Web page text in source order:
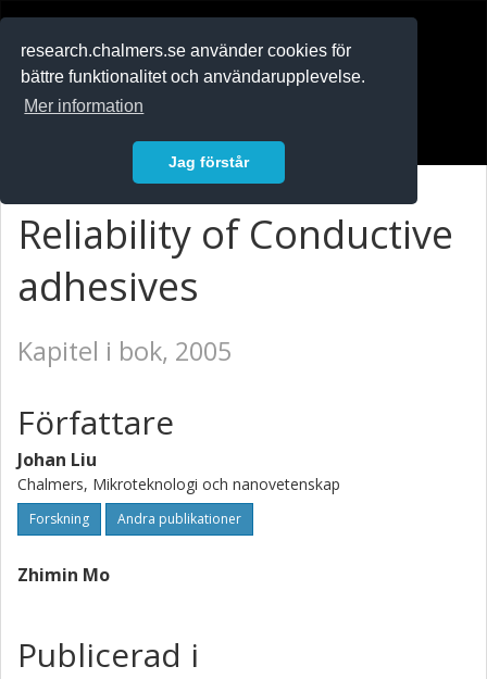
research.chalmers.se använder cookies för
bättre funktionalitet och användarupplevelse.
Mer information
Jag förstår
Reliability of Conductive
adhesives
Kapitel i bok, 2005
Författare
Johan Liu
Chalmers, Mikroteknologi och nanovetenskap
Forskning Andra publikationer
Zhimin Mo
Publicerad i